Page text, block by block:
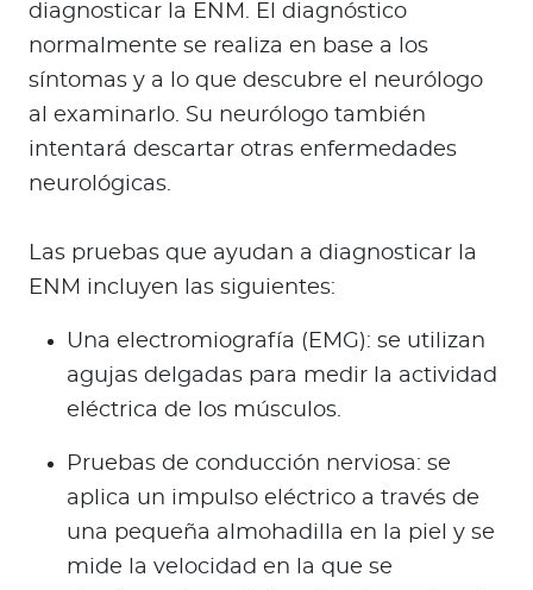
diagnosticar la ENM. El diagnóstico
normalmente se realiza en base a los
síntomas y a lo que descubre el neurólogo
al examinarlo. Su neurólogo también
intentará descartar otras enfermedades
neurológicas.
Las pruebas que ayudan a diagnosticar la
ENM incluyen las siguientes:
Una electromiografía (EMG): se utilizan
agujas delgadas para medir la actividad
eléctrica de los músculos.
Pruebas de conducción nerviosa: se
aplica un impulso eléctrico a través de
una pequeña almohadilla en la piel y se
mide la velocidad en la que se